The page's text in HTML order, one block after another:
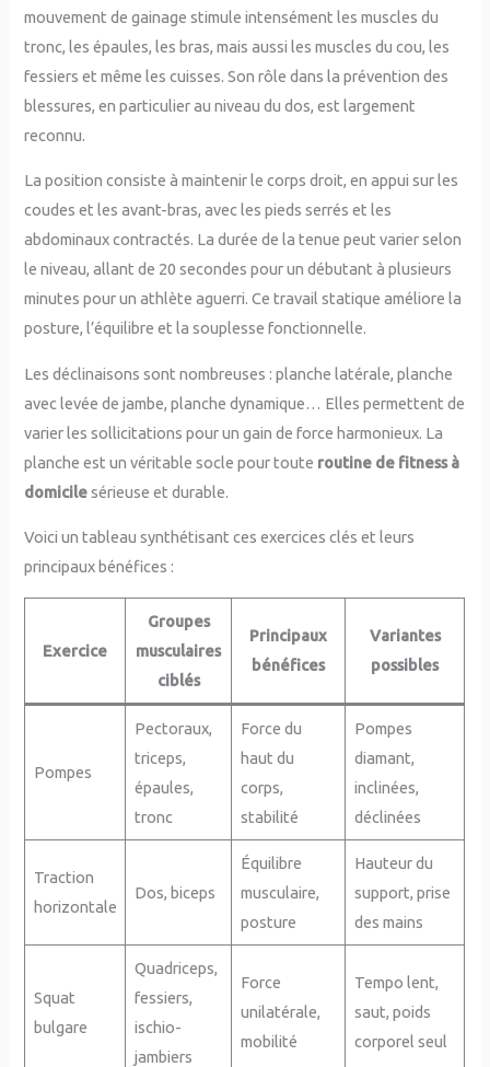
mouvement de gainage stimule intensément les muscles du
tronc, les épaules, les bras, mais aussi les muscles du cou, les
fessiers et même les cuisses. Son rôle dans la prévention des
blessures, en particulier au niveau du dos, est largement
reconnu.
La position consiste à maintenir le corps droit, en appui sur les
coudes et les avant-bras, avec les pieds serrés et les
abdominaux contractés. La durée de la tenue peut varier selon
le niveau, allant de 20 secondes pour un débutant à plusieurs
minutes pour un athlète aguerri. Ce travail statique améliore la
posture, l’équilibre et la souplesse fonctionnelle.
Les déclinaisons sont nombreuses : planche latérale, planche
avec levée de jambe, planche dynamique… Elles permettent de
varier les sollicitations pour un gain de force harmonieux. La
planche est un véritable socle pour toute routine de fitness à
domicilesérieuse et durable.
Voici un tableau synthétisant ces exercices clés et leurs
principaux bénéfices :
Exercice
Groupes
musculaires
ciblés
Principaux
bénéfices
Variantes
possibles
Pompes
Pectoraux,
triceps,
épaules,
tronc
Force du
haut du
corps,
stabilité
Pompes
diamant,
inclinées,
déclinées
Traction
horizontale
Dos, biceps
Équilibre
musculaire,
posture
Hauteur du
support, prise
des mains
Squat
bulgare
Quadriceps,
fessiers,
ischio-
jambiers
Force
unilatérale,
mobilité
Tempo lent,
saut, poids
corporel seul